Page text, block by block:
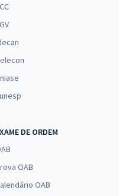
DE ORDEM
OAB
OAB